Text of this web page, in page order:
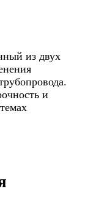
из двух
и